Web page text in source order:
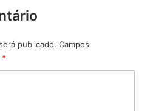
publicado. Campos
*